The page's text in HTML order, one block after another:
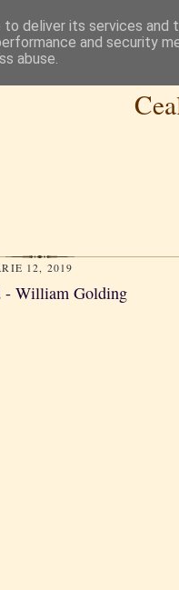
12, 2019
- William Golding
deliver its services and
and security
abuse.